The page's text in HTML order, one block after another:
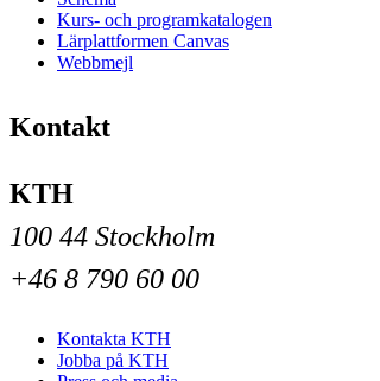
Kurs- och programkatalogen
Lärplattformen Canvas
Webbmejl
Kontakt
KTH
100 44 Stockholm
+46 8 790 60 00
Kontakta KTH
Jobba på KTH